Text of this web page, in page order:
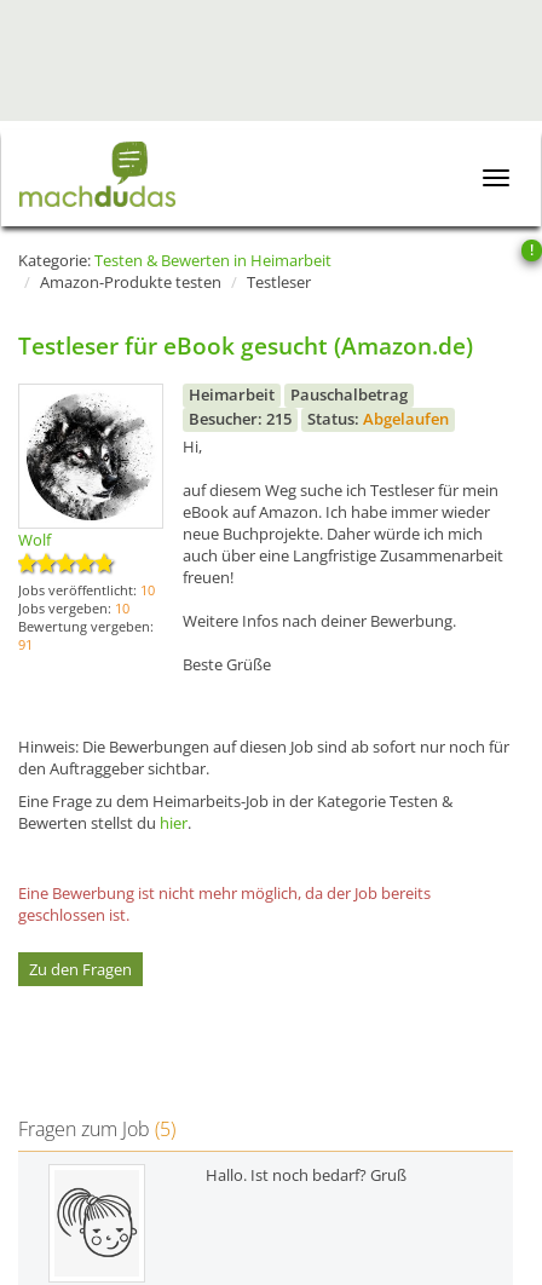
Toggle
!
Kategorie:Testen & Bewerten in Heimarbeit
Amazon-Produkte testen
Testleser
Testleser für eBook gesucht (Amazon.de)
Wolf
Jobs veröffentlicht: 10
Jobs vergeben: 10
Bewertung vergeben:
91
Heimarbeit
Pauschalbetrag
Besucher: 215
Status: Abgelaufen
Hi,
auf diesem Weg suche ich Testleser für mein
eBook auf Amazon. Ich habe immer wieder
neue Buchprojekte. Daher würde ich mich
auch über eine Langfristige Zusammenarbeit
freuen!
Weitere Infos nach deiner Bewerbung.
Beste Grüße
Hinweis: Die Bewerbungen auf diesen Job sind ab sofort nur noch für
den Auftraggeber sichtbar.
Eine Frage zu dem Heimarbeits-Job in der Kategorie Testen &
Bewerten stellst du hier.
Eine Bewerbung ist nicht mehr möglich, da der Job bereits
geschlossen ist.
Zu den Fragen
Fragen zum Job (5)
Hallo. Ist noch bedarf? Gruß